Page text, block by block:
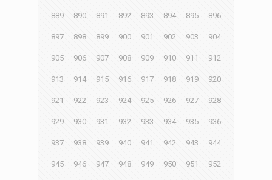
889 890 891 892 893 894 895 896
897 898 899 900 901 902 903 904
905 906 907 908 909 910 911 912
913 914 915 916 917 918 919 920
921 922 923 924 925 926 927 928
929 930 931 932 933 934 935 936
937 938 939 940 941 942 943 944
945 946 947 948 949 950 951 952